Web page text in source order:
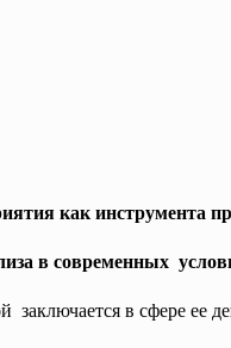
как инструмента
в современных
заключается в сфере ее